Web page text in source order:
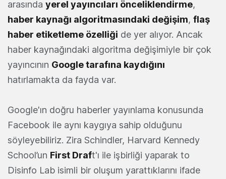
arasında yerel yayıncıları önceliklendirme,
haber kaynağı algoritmasındaki değişim, flaş
haber etiketleme özelliği de yer alıyor. Ancak
haber kaynağındaki algoritma değişimiyle bir çok
yayıncının Google tarafına kaydığını
hatırlamakta da fayda var.
Google'ın doğru haberler yayınlama konusunda
Facebook ile aynı kaygıya sahip olduğunu
söyleyebiliriz. Zira Schindler, Harvard Kennedy
School’un First Draft'ı ile işbirliği yaparak to
Disinfo Lab isimli bir oluşum yarattıklarını ifade